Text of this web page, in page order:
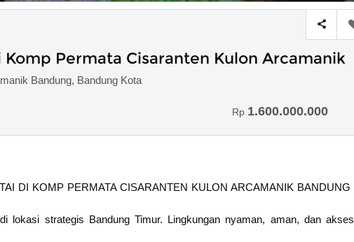
Permata Cisaranten Kulon Arcamanik
Bandung, Bandung Kota
Rp 1.600.000.000
DI KOMP PERMATA CISARANTEN KULON ARCAMANIK BANDUNG
lokasi strategis Bandung Timur. Lingkungan nyaman, aman, dan akses